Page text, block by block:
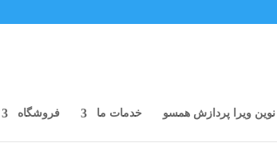
ویرا پردازش همسو خدمات ما فروشگاه